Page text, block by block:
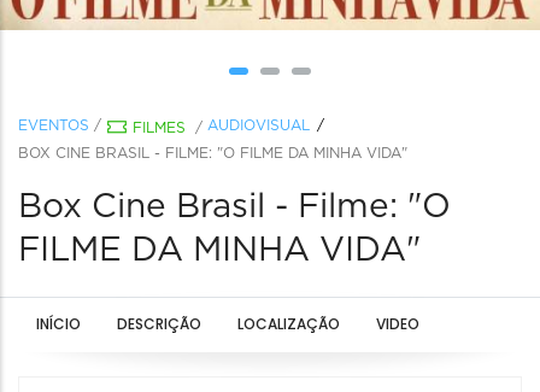
EVENTOS / FILMES / AUDIOVISUAL
BOX CINE BRASIL - FILME: "O FILME DA MINHA VIDA"
Box Cine Brasil - Filme: "O
FILME DA MINHA VIDA"
INÍCIO DESCRIÇÃO LOCALIZAÇÃO VIDEO